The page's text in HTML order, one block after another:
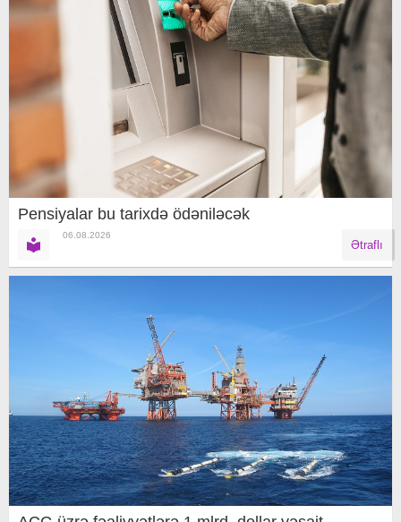
Pensiyalar bu tarixdə ödəniləcək
06.08.2026
Ətraflı